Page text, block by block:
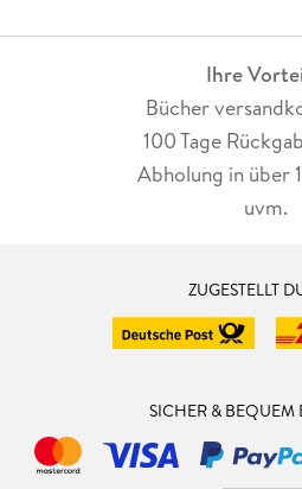
Ihre
Bücher
100 Tage
Abholung in über
uvm.
ZUGESTELLT
SICHER & BEQUEM